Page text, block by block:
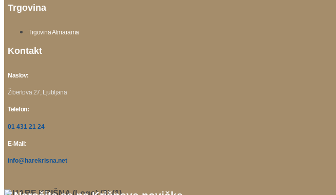
Trgovina
Trgovina Atmarama
Kontakt
Naslov:
Žibertova 27, Ljubljana
Telefon:
01 431 21 24
E-Mail:
info@harekrisna.net